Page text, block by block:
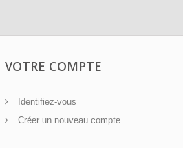
VOTRE COMPTE
Identifiez-vous
Créer un nouveau compte